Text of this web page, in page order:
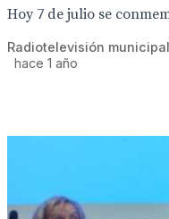
Hoy 7 de julio se
Radiotelevisión
hace 1 año